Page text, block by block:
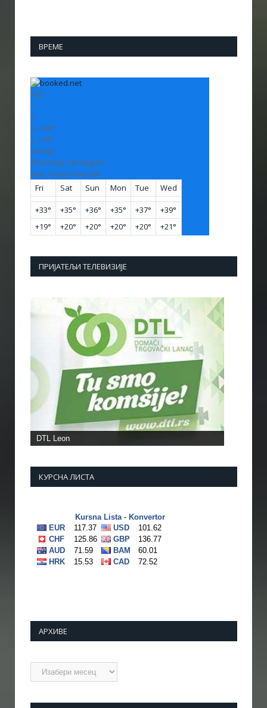
ВРЕМЕ
+33
°
C
H: +34°
L: +19°
Vranje
Thursday, 06 August
See 7-Day Forecast
Fri
Sat Sun Mon Tue Wed
+33° +35° +36° +35° +37° +39°
+19° +20° +20° +20° +20° +21°
ПРИЈАТЕЉИ ТЕЛЕВИЗИЈЕ
КУРСНА ЛИСТА
АРХИВЕ
Архиве